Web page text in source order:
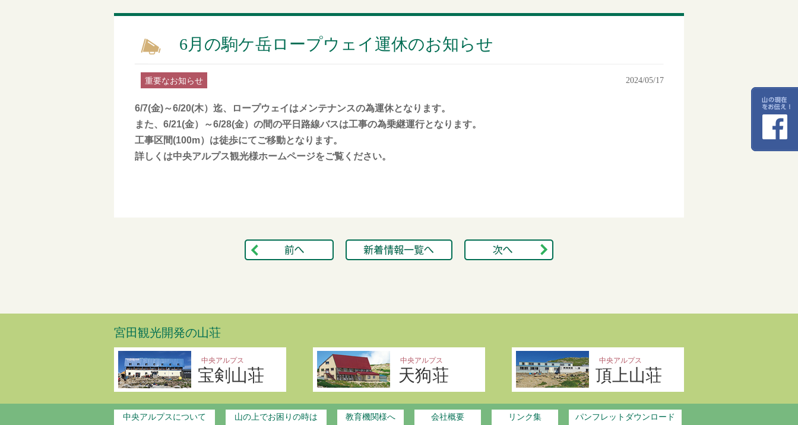
6月の駒ケ岳ロープウェイ運休のお知らせ
2024/05/17
重要なお知らせ
6/7(金)～6/20(木）迄、ロープウェイはメンテナンスの為運休となります。
また、6/21(金）～6/28(金）の間の平日路線バスは工事の為乗継運行となります。
工事区間(100m）は徒歩にてご移動となります。
詳しくは中央アルプス観光様ホームページをご覧ください。
宮田観光開発の山荘
中央アルプス
宝剣山荘
中央アルプス
天狗荘
中央アルプス
頂上山荘
中央アルプスについて 山の上でお困りの時は 教育機関様へ 会社概要 リンク集 パンフレットダウンロード